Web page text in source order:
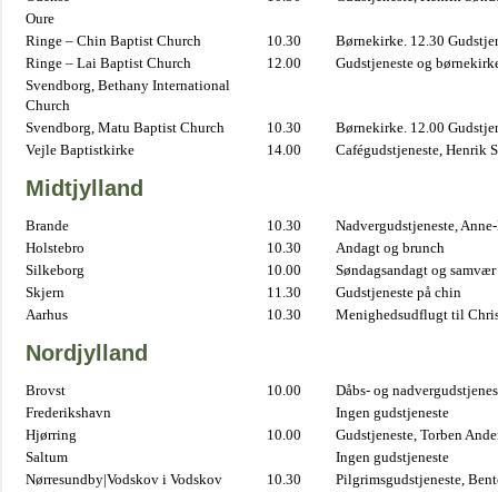
Oure
Ringe – Chin Baptist Church
10.30
Børnekirke. 12.30
Ringe – Lai Baptist Church
12.00
Gudstjeneste og
Svendborg, Bethany International
Church
Svendborg, Matu Baptist Church
10.30
Børnekirke. 12.00
Vejle Baptistkirke
14.00 Cafégudstjeneste, Henrik
Midtjylland
Brande 10.30
Nadvergudstjeneste,
Holstebro
10.30
Andagt og brunch
Silkeborg
10.00
Søndagsandagt og samvær
Skjern
11.30
Gudstjeneste på chin
Aarhus
10.30 Menighedsudflugt til
Nordjylland
Brovst 10.00
Dåbs- og
Frederikshavn
Ingen gudstjeneste
Hjørring
10.00
Gudstjeneste, Torben
Saltum
Ingen gudstjeneste
Nørresundby|Vodskov i Vodskov
10.30
Pilgrimsgudstjeneste,